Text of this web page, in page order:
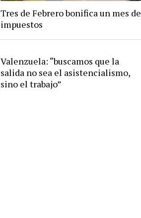
Tres de Febrero bonifica un mes de
impuestos
Valenzuela: “buscamos que la
salida no sea el asistencialismo,
sino el trabajo”